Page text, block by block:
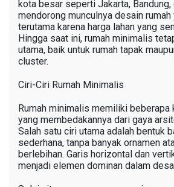
kota besar seperti Jakarta, Bandung,
mendorong munculnya desain
terutama karena harga lahan yang
Hingga saat ini, rumah minimalis
utama, baik untuk rumah tapak
cluster.
Ciri-Ciri Rumah Minimalis
Rumah minimalis memiliki beberapa
yang membedakannya dari gaya
Salah satu ciri utama adalah bentuk
sederhana, tanpa banyak ornamen
berlebihan. Garis horizontal dan
menjadi elemen dominan dalam